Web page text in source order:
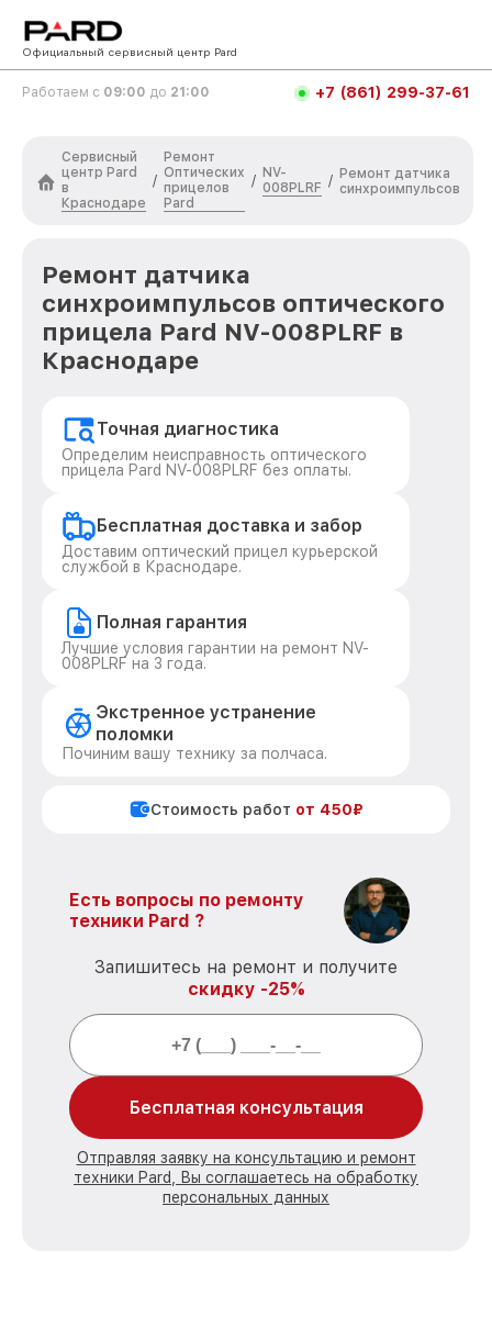
Официальный сервисный центр Pard
Работаем с 09:00 до 21:00 +7 (861) 299-37-61
Сервисный
центр Pard
в
Краснодаре
/
Ремонт
Оптических
прицелов
Pard
/
NV-
008PLRF / Ремонт датчика
синхроимпульсов
Ремонт датчика
синхроимпульсов оптического
прицела Pard NV-008PLRF в
Краснодаре
Точная диагностика
Определим неисправность оптического
прицела Pard NV-008PLRF без оплаты.
Бесплатная доставка и забор
Доставим оптический прицел курьерской
службой в Краснодаре.
Полная гарантия
Лучшие условия гарантии на ремонт NV-
008PLRF на 3 года.
Экстренное устранение
поломки
Починим вашу технику за полчаса.
Стоимость работ от 450₽
Есть вопросы по ремонту
техники Pard ?
Запишитесь на ремонт и получите
скидку -25%
Бесплатная консультация
Отправляя заявку на консультацию и ремонт
техники Pard, Вы соглашаетесь на обработку
персональных данных